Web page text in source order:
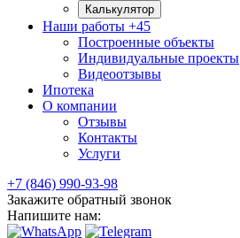
Калькулятор
Наши работы +45
Построенные объекты
Индивидуальные проекты
Видеоотзывы
Ипотека
О компании
Отзывы
Контакты
Услуги
+7 (846) 990-93-98
Закажите обратный звонок
Напишите нам: